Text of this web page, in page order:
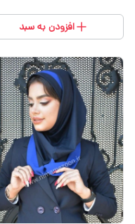
افزودن به سبد